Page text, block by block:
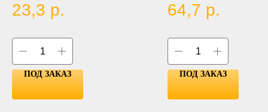
BLUE
ICE BLUE
YELLOW
GREEN
23,3 р.
ПОД ЗАКАЗ
64,7 р.
ПОД ЗАКАЗ